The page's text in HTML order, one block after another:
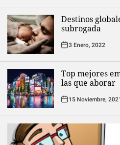
Destinos
subrogada
3 Enero, 2022
Top mejores
las que aborar
15 Noviembre,